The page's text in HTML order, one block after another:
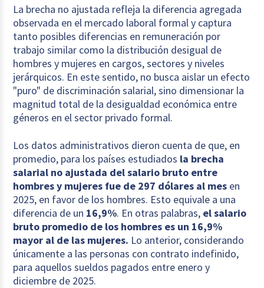
La brecha no ajustada refleja la diferencia agregada
observada en el mercado laboral formal y captura
tanto posibles diferencias en remuneración por
trabajo similar como la distribución desigual de
hombres y mujeres en cargos, sectores y niveles
jerárquicos. En este sentido, no busca aislar un efecto
"puro" de discriminación salarial, sino dimensionar la
magnitud total de la desigualdad económica entre
géneros en el sector privado formal.
Los datos administrativos dieron cuenta de que, en
promedio, para los países estudiados la brecha
salarial no ajustada del salario bruto entre
hombres y mujeres fue de 297 dólares al mes en
2025, en favor de los hombres. Esto equivale a una
diferencia de un 16,9%. En otras palabras, el salario
bruto promedio de los hombres es un 16,9%
mayor al de las mujeres. Lo anterior, considerando
únicamente a las personas con contrato indefinido,
para aquellos sueldos pagados entre enero y
diciembre de 2025.